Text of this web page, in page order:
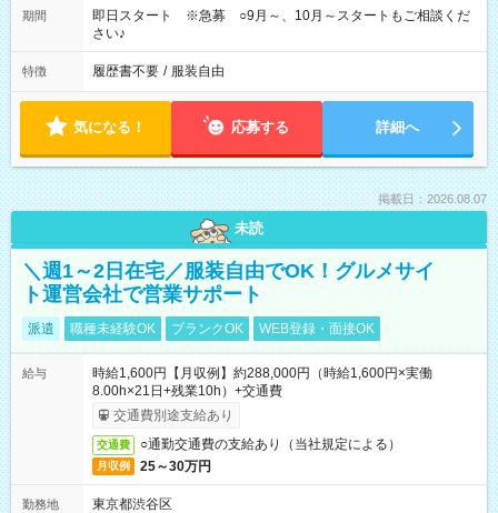
期間
即日スタート ※急募 ○9月～、10月～スタートもご相談くだ
さい♪
特徴 履歴書不要 / 服装自由
気になる！ 応募する 詳細へ
掲載日：2026.08.07
未読
＼週1～2日在宅／服装自由でOK！グルメサイ
ト運営会社で営業サポート
派遣 職種未経験OK ブランクOK WEB登録・面接OK
給与
時給1,600円【月収例】約288,000円（時給1,600円×実働
8.00h×21日+残業10h）+交通費
交通費別途支給あり
交通費 ○通勤交通費の支給あり（当社規定による）
月収例 25～30万円
勤務地
東京都渋谷区